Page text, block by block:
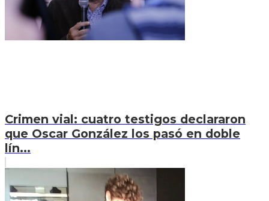
Crimen vial: cuatro testigos declararon
que Oscar González los pasó en doble
lín...